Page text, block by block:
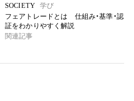
SOCIETY
学び
フェアトレードとは 仕組み・基準・認
証をわかりやすく解説
関連記事